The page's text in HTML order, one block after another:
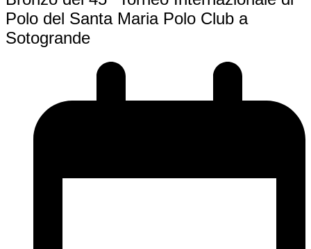
Polo del Santa Maria Polo Club a
Sotogrande